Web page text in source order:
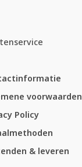
voorwaarden
Policy
& leveren